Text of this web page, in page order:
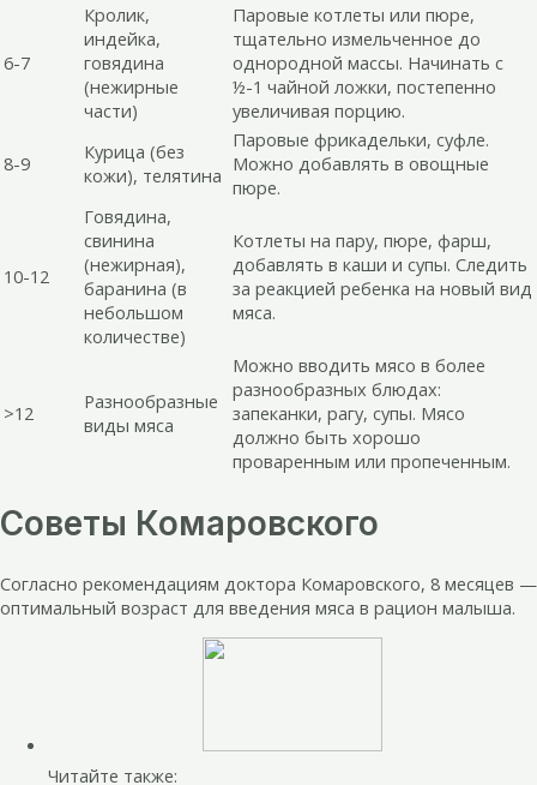
6-7
Кролик,
индейка,
говядина
(нежирные
части)
Паровые котлеты или пюре,
тщательно измельченное до
однородной массы. Начинать с
½-1 чайной ложки, постепенно
увеличивая порцию.
8-9
Курица (без
кожи), телятина
Паровые фрикадельки, суфле.
Можно добавлять в овощные
пюре.
10-12
Говядина,
свинина
(нежирная),
баранина (в
небольшом
количестве)
Котлеты на пару, пюре, фарш,
добавлять в каши и супы. Следить
за реакцией ребенка на новый вид
мяса.
>12
Разнообразные
виды мяса
Можно вводить мясо в более
разнообразных блюдах:
запеканки, рагу, супы. Мясо
должно быть хорошо
проваренным или пропеченным.
Советы Комаровского
Согласно рекомендациям доктора Комаровского, 8 месяцев —
оптимальный возраст для введения мяса в рацион малыша.
Читайте также: